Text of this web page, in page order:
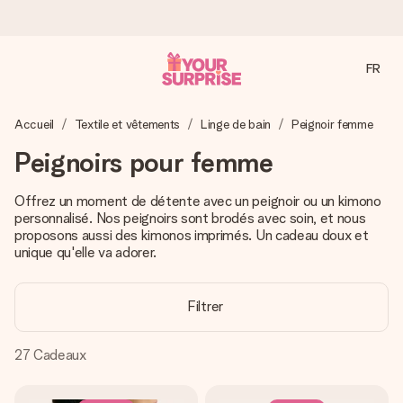
Nous préparons votre cadeau avec attention et l’envoyons
quand cela compte le plus.
4,8 (sur la base de +15 000 avis)
une note de 4,8 sur Google Reviews (total de tous les
pays où nous sommes présents).
FR
Accueil Textile et vêtements Linge de bain Peignoir femme
Peignoirs pour femme
Offrez un moment de détente avec un peignoir ou un kimono
personnalisé. Nos peignoirs sont brodés avec soin, et nous
proposons aussi des kimonos imprimés. Un cadeau doux et
unique qu'elle va adorer.
Filtrer
27 Cadeaux